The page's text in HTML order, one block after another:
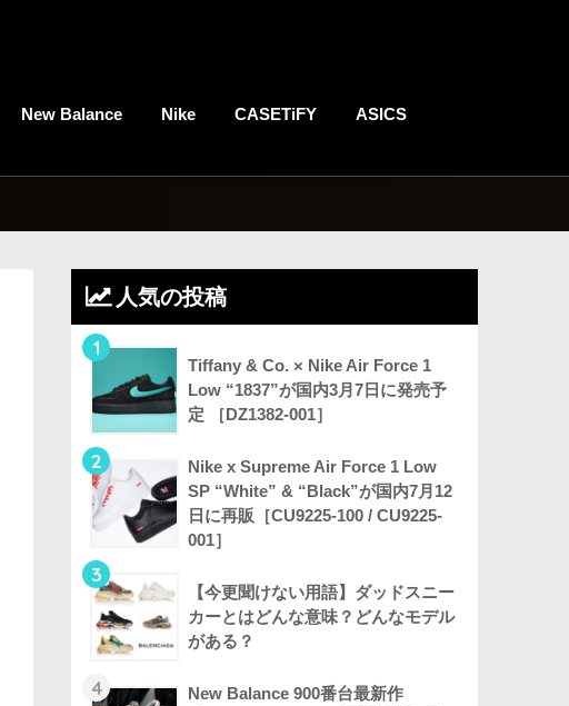
New Balance Nike CASETiFY ASICS
人気の投稿
1
Tiffany & Co. × Nike Air Force 1
Low “1837”が国内3月7日に発売予
定 ［DZ1382-001］
2
Nike x Supreme Air Force 1 Low
SP “White” & “Black”が国内7月12
日に再販［CU9225-100 / CU9225-
001］
3
【今更聞けない用語】ダッドスニー
カーとはどんな意味？どんなモデル
がある？
4
New Balance 900番台最新作